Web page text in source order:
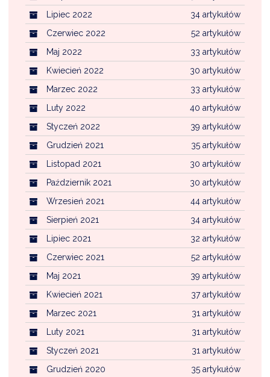
34 artykułów
Lipiec 2022
52 artykułów
Czerwiec 2022
33 artykułów
Maj 2022
30 artykułów
Kwiecień 2022
33 artykułów
Marzec 2022
40 artykułów
Luty 2022
39 artykułów
Styczeń 2022
35 artykułów
Grudzień 2021
30 artykułów
Listopad 2021
30 artykułów
Październik 2021
44 artykułów
Wrzesień 2021
34 artykułów
Sierpień 2021
32 artykułów
Lipiec 2021
52 artykułów
Czerwiec 2021
39 artykułów
Maj 2021
37 artykułów
Kwiecień 2021
31 artykułów
Marzec 2021
31 artykułów
Luty 2021
31 artykułów
Styczeń 2021
35 artykułów
Grudzień 2020